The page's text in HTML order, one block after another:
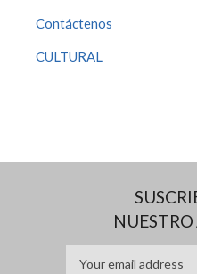
Contáctenos
CULTURAL